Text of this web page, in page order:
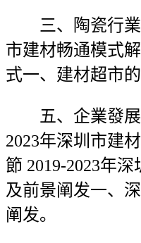
三、陶瓷行業
市建材畅通模式
式一、建材超市
五、企業發展
2023年深圳市建
節 2019-2023年
及前景阐发一、
阐发。